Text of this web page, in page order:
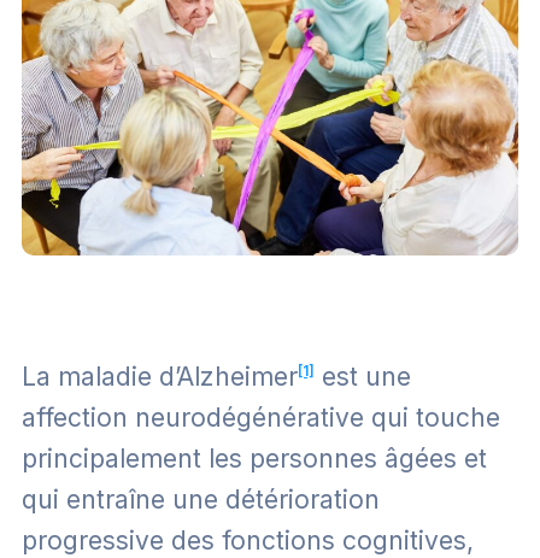
La maladie d’Alzheimer[1]
est une
affection neurodégénérative qui touche
principalement les personnes âgées et
qui entraîne une détérioration
progressive des fonctions cognitives,